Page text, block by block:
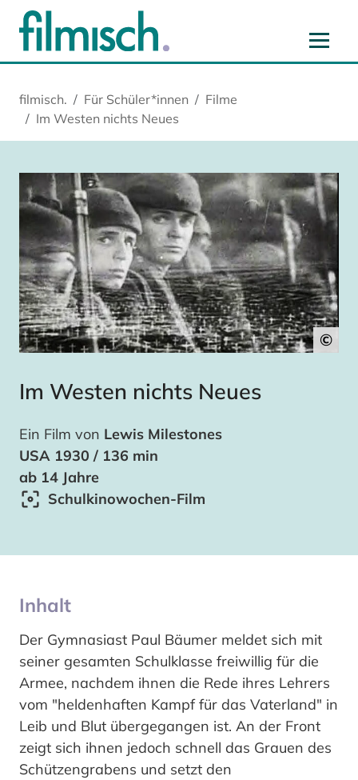
Hauptinhalt springen
Hauptnavigation springen
Cookie-Einstellungen springen
Startseite springen
filmisch. Für Schüler*innen
Filme
Im Westen nichts Neues
©
Im Westen nichts Neues
Ein Film von Lewis Milestones
USA 1930 / 136 min
ab 14 Jahre
Schulkinowochen-Film
Inhalt
Der Gymnasiast Paul Bäumer meldet sich mit
seiner gesamten Schulklasse freiwillig für die
Armee, nachdem ihnen die Rede ihres Lehrers
vom "heldenhaften Kampf für das Vaterland" in
Leib und Blut übergegangen ist. An der Front
zeigt sich ihnen jedoch schnell das Grauen des
Schützengrabens und setzt den